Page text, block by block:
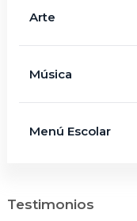
Arte
Música
Menú Escolar
Testimonios